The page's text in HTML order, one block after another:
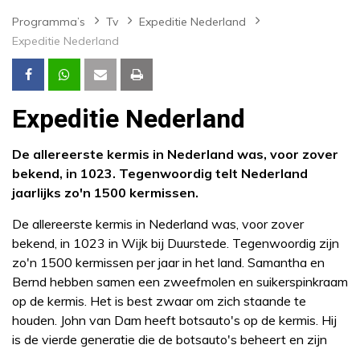
Programma’s Tv
Expeditie Nederland
Expeditie Nederland
Expeditie Nederland
De allereerste kermis in Nederland was, voor zover
bekend, in 1023. Tegenwoordig telt Nederland
jaarlijks zo'n 1500 kermissen.
De allereerste kermis in Nederland was, voor zover
bekend, in 1023 in Wijk bij Duurstede. Tegenwoordig zijn
zo'n 1500 kermissen per jaar in het land. Samantha en
Bernd hebben samen een zweefmolen en suikerspinkraam
op de kermis. Het is best zwaar om zich staande te
houden. John van Dam heeft botsauto's op de kermis. Hij
is de vierde generatie die de botsauto's beheert en zijn